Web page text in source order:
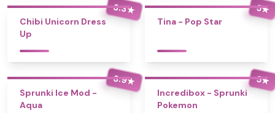
3.3★
Chibi Unicorn Dress
Up
5★
Tina - Pop Star
3.9★
Sprunki Ice Mod -
Aqua
5★
Incredibox - Sprunki
Pokemon